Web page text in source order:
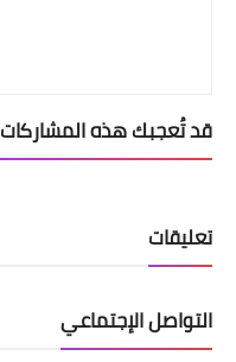
قد تُعجبك هذه المشاركات
تعليقات
التواصل الإجتماعي